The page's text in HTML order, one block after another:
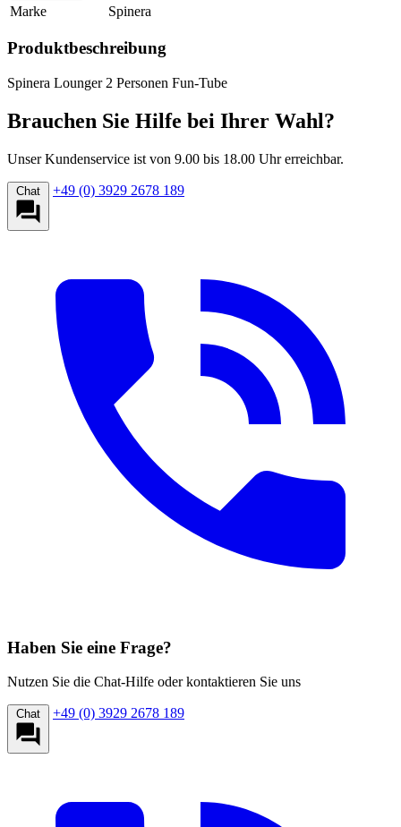
Marke
Spinera
Produktbeschreibung
Spinera Lounger 2 Personen Fun-Tube
Brauchen Sie Hilfe bei Ihrer Wahl?
Unser Kundenservice ist von 9.00 bis 18.00 Uhr erreichbar.
Chat +49 (0) 3929 2678 189
Haben Sie eine Frage?
Nutzen Sie die Chat-Hilfe oder kontaktieren Sie uns
Chat +49 (0) 3929 2678 189